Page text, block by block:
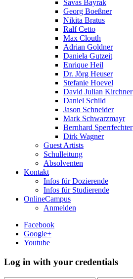
Savas Bayrak
Georg Boeßner
Nikita Bratus
Ralf Cetto
Max Clouth
Adrian Goldner
Daniela Gutzeit
Enrique Heil
Dr. Jörg Heuser
Stefanie Hoevel
David Julian Kirchner
Daniel Schild
Jason Schneider
Mark Schwarzmayr
Bernhard Sperrfechter
Dirk Wagner
Guest Artists
Schulleitung
Absolventen
Kontakt
Infos für Dozierende
Infos für Studierende
OnlineCampus
Anmelden
Facebook
Google+
Youtube
Log in with your credentials